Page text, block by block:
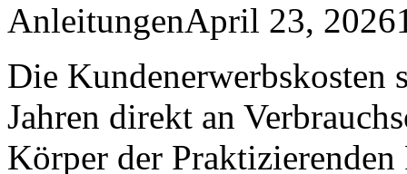
AnleitungenApril 23, 2026
Die Kundenerwerbskosten
Jahren direkt an
Körper der